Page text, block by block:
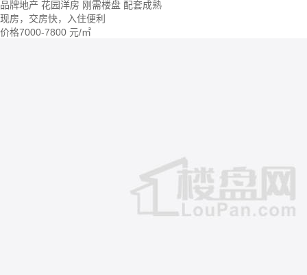
品牌地产 花园洋房 刚需楼盘 配套成熟
现房，交房快，入住便利
价格7000-7800 元/㎡